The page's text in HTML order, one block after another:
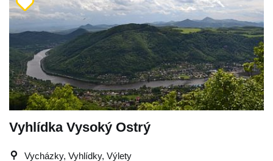
Vyhlídka Vysoký Ostrý
Vycházky, Vyhlídky, Výlety